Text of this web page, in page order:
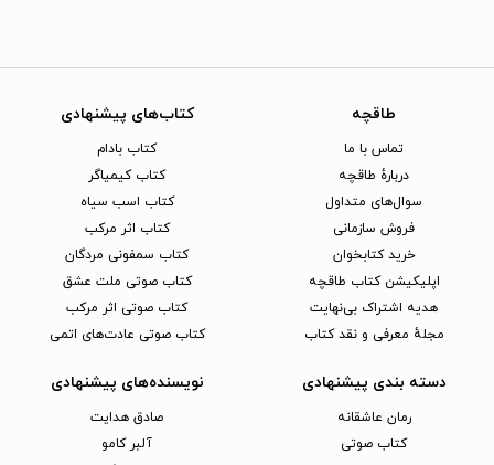
طاقچه
تماس با ما
دربارهٔ طاقچه
سوال‌های متداول
فروش سازمانی
خرید کتابخوان
اپلیکیشن کتاب طاقچه
هدیه اشتراک بی‌نهایت
مجلهٔ معرفی و نقد کتاب
کتاب‌های پیشنهادی
کتاب بادام
کتاب کیمیاگر
کتاب اسب سیاه
کتاب اثر مرکب
کتاب سمفونی مردگان
کتاب صوتی ملت عشق
کتاب صوتی اثر مرکب
کتاب صوتی عادت‌های اتمی
دسته بندی پیشنهادی
رمان عاشقانه
کتاب‌ صوتی
نویسنده‌های پیشنهادی
صادق هدایت
آلبر کامو